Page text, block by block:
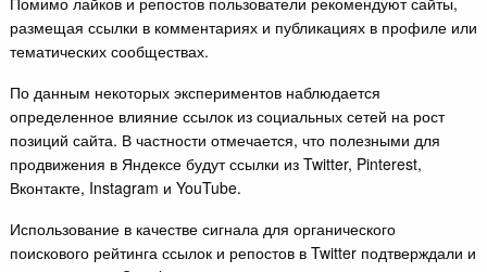
размещая ссылки в комментариях и публикациях в профиле или
тематических сообществах.
По данным некоторых экспериментов наблюдается
определенное влияние ссылок из социальных сетей на рост
позиций сайта. В частности отмечается, что полезными для
продвижения в Яндексе будут ссылки из Twitter, Pinterest,
Вконтакте, Instagram и YouTube.
Использование в качестве сигнала для органического
поискового рейтинга ссылок и репостов в Twitter подтверждали и